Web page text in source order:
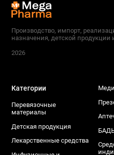
Производство, импорт,
назначения, детской продукции
2026
Категории
Перевязочные
материалы
Детская продукция
Лекарственные средства